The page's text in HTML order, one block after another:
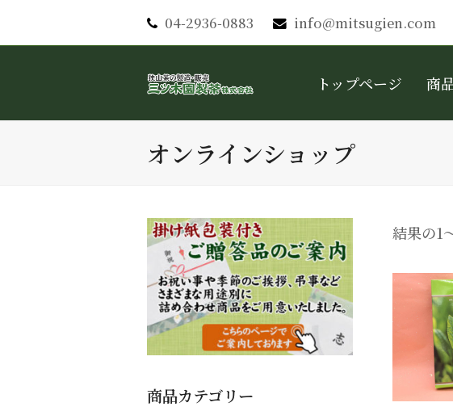
04-2936-0883 info@mitsugien.com
トップページ 商
オンラインショップ
結果の1
商品カテゴリー